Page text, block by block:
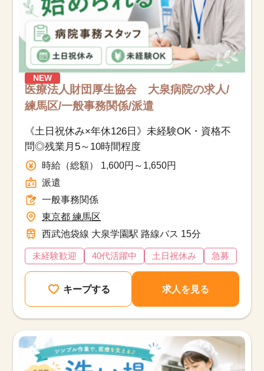
NEW
医療法人財団厚生協会 大泉病院の求人/
練馬区/一般事務関係/派遣
《土日祝休み×年休126日》未経験OK・資格不
問◎残業月5～10時間程度
時給（総額） 1,600円～1,650円
派遣
一般事務関係
東京都 練馬区
西武池袋線 大泉学園駅 路線バス 15分
未経験歓迎 40代活躍中 土日祝休み 急募
キープする 求人を見る